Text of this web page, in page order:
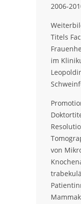
2006-
Titels
im
von